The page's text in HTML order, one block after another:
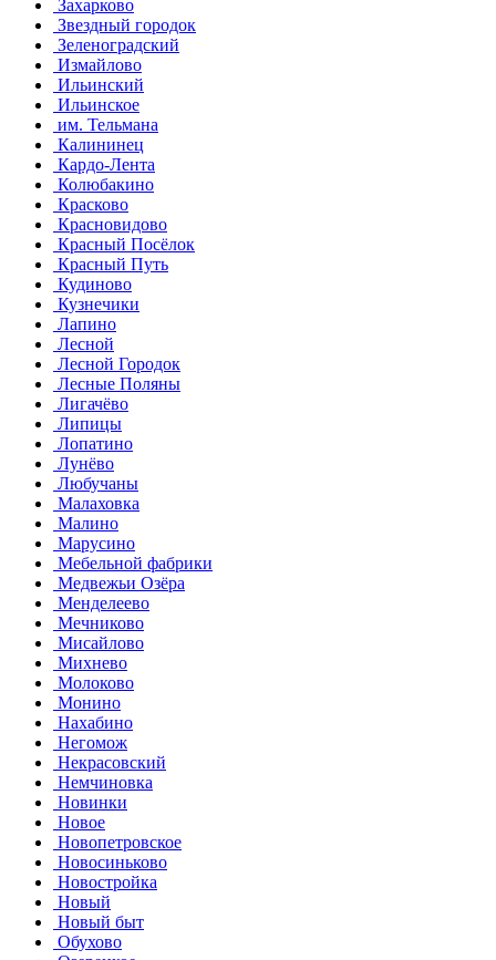
Захарково
Звездный городок
Зеленоградский
Измайлово
Ильинский
Ильинское
им. Тельмана
Калининец
Кардо-Лента
Колюбакино
Красково
Красновидово
Красный Посёлок
Красный Путь
Кудиново
Кузнечики
Лапино
Лесной
Лесной Городок
Лесные Поляны
Лигачёво
Липицы
Лопатино
Лунёво
Любучаны
Малаховка
Малино
Марусино
Мебельной фабрики
Медвежьи Озёра
Менделеево
Мечниково
Мисайлово
Михнево
Молоково
Монино
Нахабино
Негомож
Некрасовский
Немчиновка
Новинки
Новое
Новопетровское
Новосиньково
Новостройка
Новый
Новый быт
Обухово